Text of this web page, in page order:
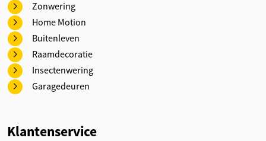
Zonwering
Home Motion
Buitenleven
Raamdecoratie
Insectenwering
Garagedeuren
Klantenservice